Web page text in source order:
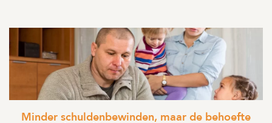
Minder schuldenbewinden, maar de behoefte